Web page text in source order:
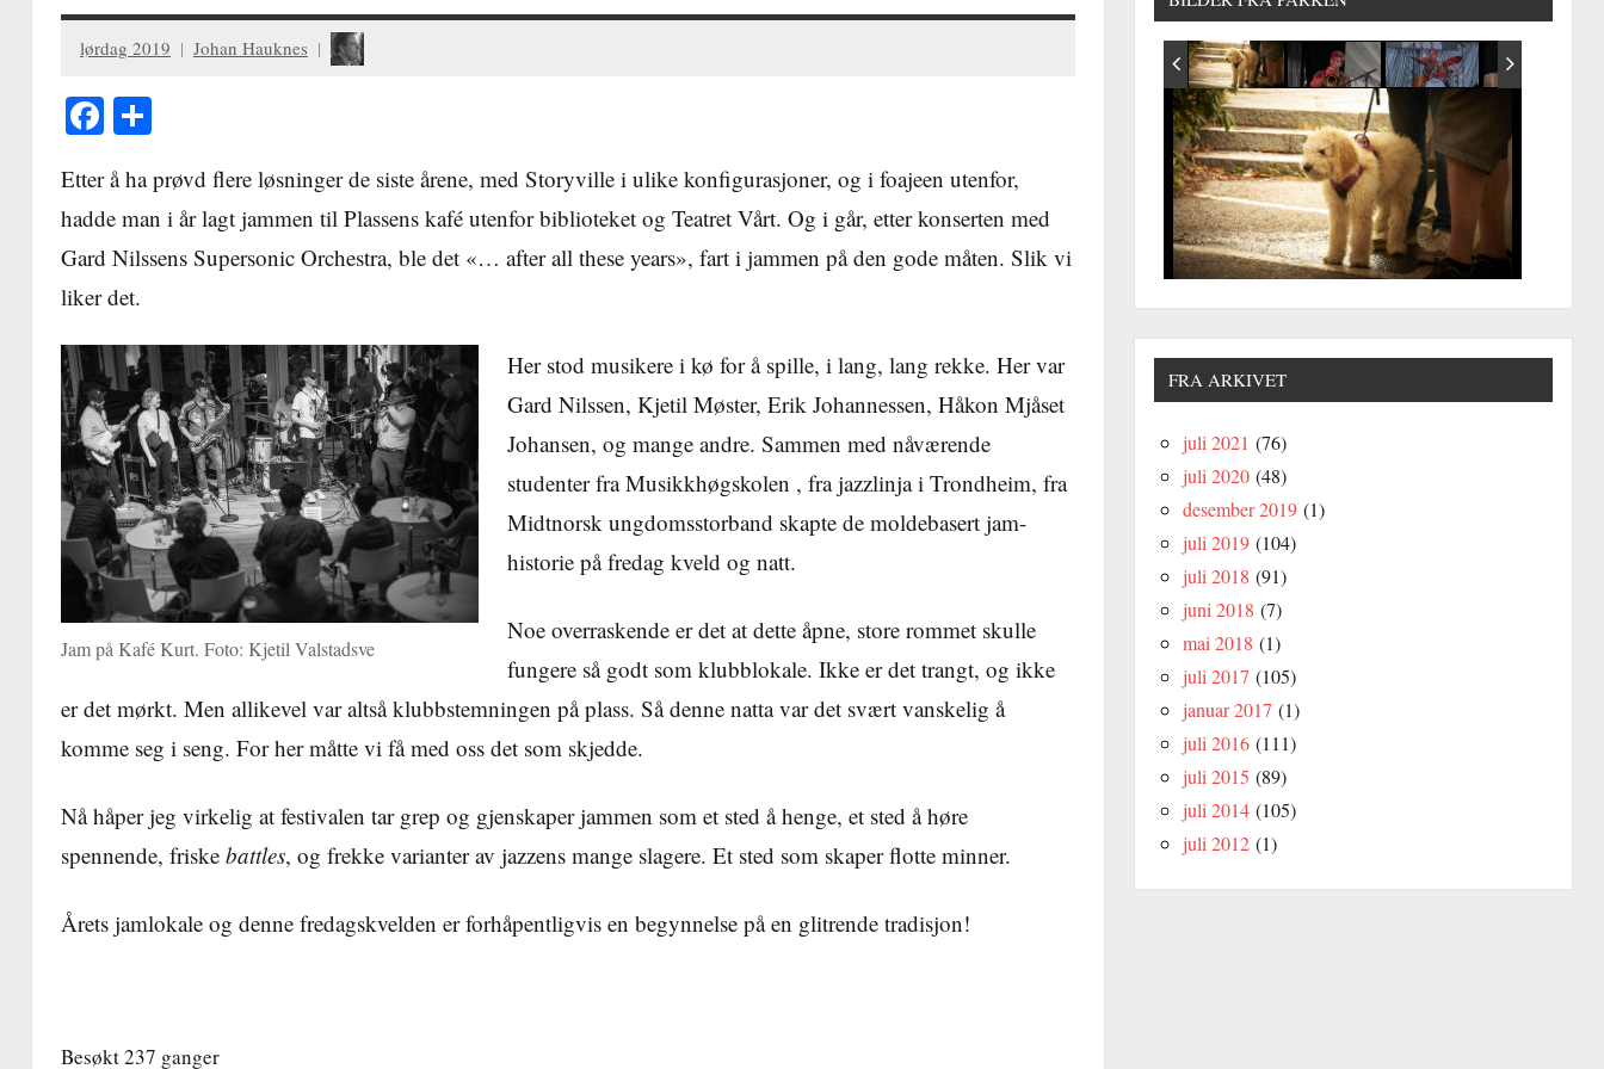
lørdag 2019 Johan Hauknes
Facebook
Etter å ha prøvd flere løsninger de siste årene, med Storyville i ulike konfigurasjoner, og i foajeen utenfor,
hadde man i år lagt jammen til Plassens kafé utenfor biblioteket og Teatret Vårt. Og i går, etter konserten med
Gard Nilssens Supersonic Orchestra, ble det «… after all these years», fart i jammen på den gode måten. Slik vi
liker det.
Jam på Kafé Kurt. Foto: Kjetil Valstadsve
Her stod musikere i kø for å spille, i lang, lang rekke. Her var
Gard Nilssen, Kjetil Møster, Erik Johannessen, Håkon Mjåset
Johansen, og mange andre. Sammen med nåværende
studenter fra Musikkhøgskolen , fra jazzlinja i Trondheim, fra
Midtnorsk ungdomsstorband skapte de moldebasert jam-
historie på fredag kveld og natt.
Noe overraskende er det at dette åpne, store rommet skulle
fungere så godt som klubblokale. Ikke er det trangt, og ikke
er det mørkt. Men allikevel var altså klubbstemningen på plass. Så denne natta var det svært vanskelig å
komme seg i seng. For her måtte vi få med oss det som skjedde.
Nå håper jeg virkelig at festivalen tar grep og gjenskaper jammen som et sted å henge, et sted å høre
spennende, friske battles, og frekke varianter av jazzens mange slagere. Et sted som skaper flotte minner.
Årets jamlokale og denne fredagskvelden er forhåpentligvis en begynnelse på en glitrende tradisjon!
Besøkt 237 ganger
FRA ARKIVET
juli 2021 (76)
juli 2020 (48)
desember 2019 (1)
juli 2019 (104)
juli 2018 (91)
juni 2018 (7)
mai 2018 (1)
juli 2017 (105)
januar 2017 (1)
juli 2016 (111)
juli 2015 (89)
juli 2014 (105)
juli 2012 (1)